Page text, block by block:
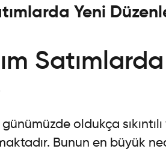
Yeni
oldukça
Bunun en büyük